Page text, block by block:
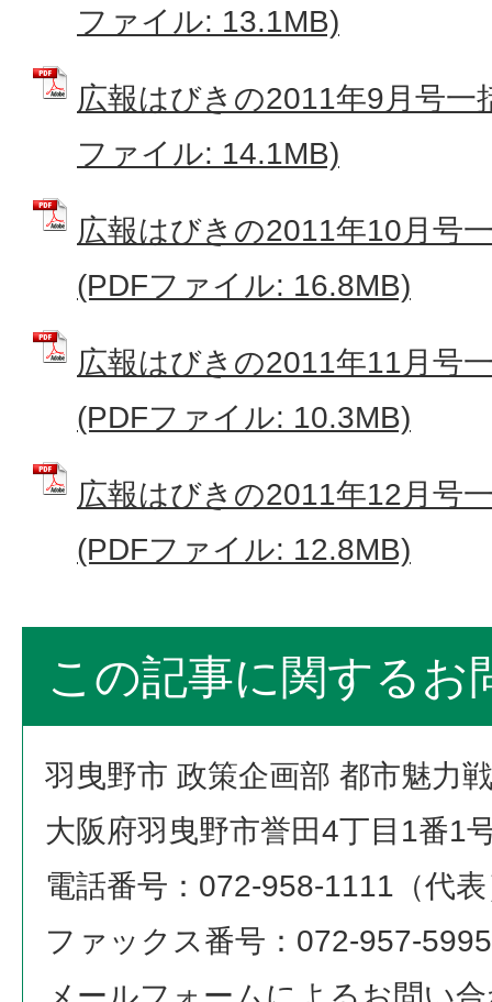
ファイル: 13.1MB)
広報はびきの2011年9月号一
ファイル: 14.1MB)
広報はびきの2011年10月号
(PDFファイル: 16.8MB)
広報はびきの2011年11月号
(PDFファイル: 10.3MB)
広報はびきの2011年12月号
(PDFファイル: 12.8MB)
この記事に関するお
羽曳野市 政策企画部 都市魅力
大阪府羽曳野市誉田4丁目1番1
電話番号：072-958-1111（代
ファックス番号：072-957-5995